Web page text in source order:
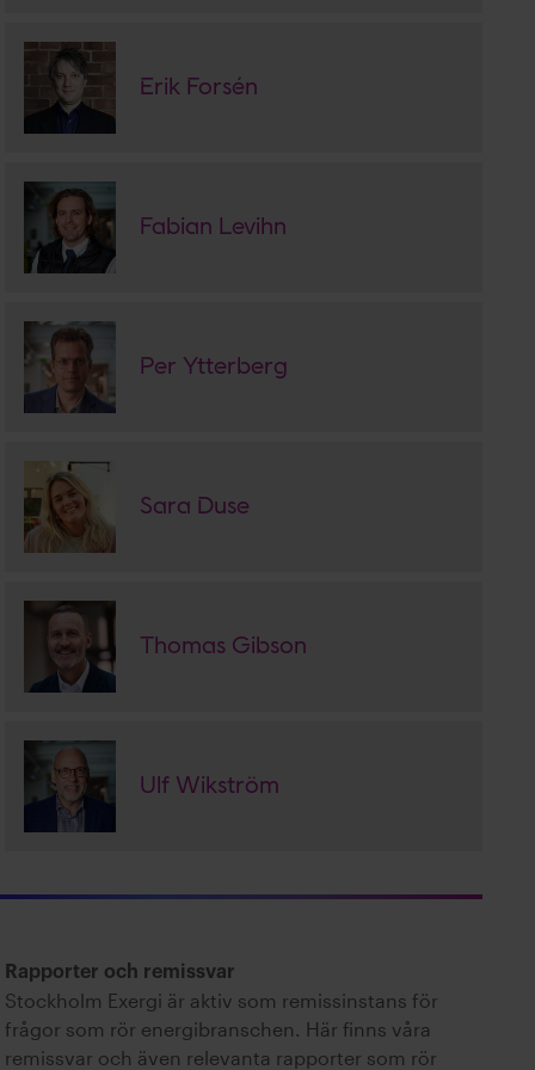
Erik Forsén
Fabian Levihn
Per Ytterberg
Sara Duse
Thomas Gibson
Ulf Wikström
Rapporter och remissvar
Stockholm Exergi är aktiv som remissinstans för
frågor som rör energibranschen. Här finns våra
remissvar och även relevanta rapporter som rör